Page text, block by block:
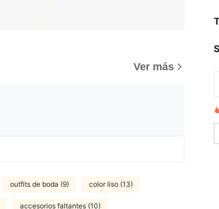
Ver más
outfits de boda (9) color liso (13)
accesorios faltantes (10)